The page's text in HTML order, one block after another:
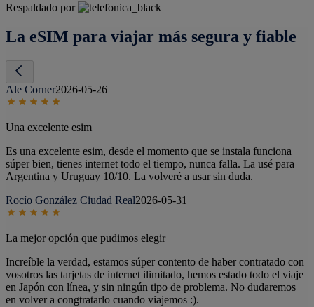
Respaldado por
La eSIM para viajar más segura y fiable
Ale Corner2026-05-26
Una excelente esim
Es una excelente esim, desde el momento que se instala funciona
súper bien, tienes internet todo el tiempo, nunca falla. La usé para
Argentina y Uruguay 10/10. La volveré a usar sin duda.
Rocío González Ciudad Real2026-05-31
La mejor opción que pudimos elegir
Increíble la verdad, estamos súper contento de haber contratado con
vosotros las tarjetas de internet ilimitado, hemos estado todo el viaje
en Japón con línea, y sin ningún tipo de problema. No dudaremos
en volver a congtratarlo cuando viajemos :).